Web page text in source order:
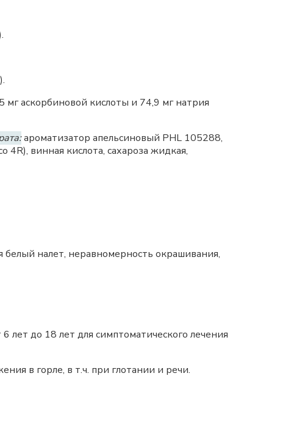
мг аскорбиновой кислоты и 74,9 мг натрия
ароматизатор апельсиновый PHL 105288,
винная кислота, сахароза жидкая,
налет, неравномерность окрашивания,
лет до 18 лет для симптоматического лечения
в горле, в т.ч. при глотании и речи.